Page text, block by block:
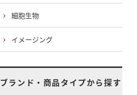
細胞生物
イメージング
ブランド・商品タイプから探す